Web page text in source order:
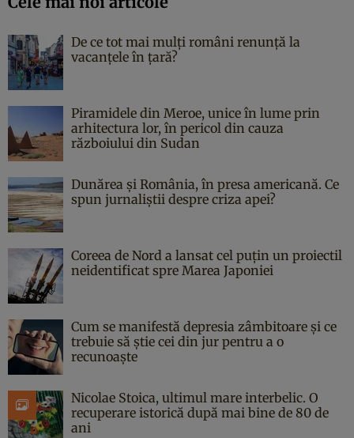
De ce tot mai mulți români renunță la
vacanțele în țară?
Piramidele din Meroe, unice în lume prin
arhitectura lor, în pericol din cauza
războiului din Sudan
Dunărea și România, în presa americană. Ce
spun jurnaliștii despre criza apei?
Coreea de Nord a lansat cel puțin un proiectil
neidentificat spre Marea Japoniei
Cum se manifestă depresia zâmbitoare și ce
trebuie să știe cei din jur pentru a o
recunoaște
Nicolae Stoica, ultimul mare interbelic. O
recuperare istorică după mai bine de 80 de
ani